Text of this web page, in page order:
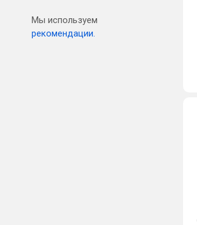
Мы используем
рекомендации.